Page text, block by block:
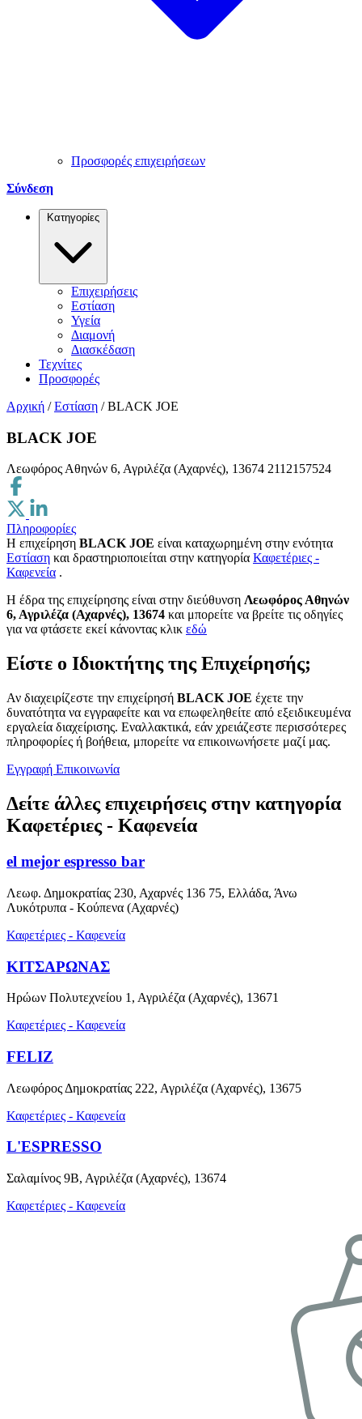
Προσφορές επιχειρήσεων
Σύνδεση
Κατηγορίες
Επιχειρήσεις
Εστίαση
Υγεία
Διαμονή
Διασκέδαση
Τεχνίτες
Προσφορές
Αρχική / Εστίαση / BLACK JOE
BLACK JOE
Λεωφόρος Αθηνών 6, Αγριλέζα (Αχαρνές), 13674 2112157524
Πληροφορίες
Η επιχείρηση BLACK JOE είναι καταχωρημένη στην ενότητα
Εστίαση και δραστηριοποιείται στην κατηγορία Καφετέριες -
Καφενεία .
H έδρα της επιχείρησης είναι στην διεύθυνση Λεωφόρος Αθηνών
6, Αγριλέζα (Αχαρνές), 13674 και μπορείτε να βρείτε τις οδηγίες
για να φτάσετε εκεί κάνοντας κλικ εδώ
Είστε ο Ιδιοκτήτης της Επιχείρησής;
Αν διαχειρίζεστε την επιχείρησή BLACK JOE έχετε την
δυνατότητα να εγγραφείτε και να επωφεληθείτε από εξειδικευμένα
εργαλεία διαχείρισης. Εναλλακτικά, εάν χρειάζεστε περισσότερες
πληροφορίες ή βοήθεια, μπορείτε να επικοινωνήσετε μαζί μας.
Εγγραφή Επικοινωνία
Δείτε άλλες επιχειρήσεις στην κατηγορία
Καφετέριες - Καφενεία
el mejor espresso bar
Λεωφ. Δημοκρατίας 230, Αχαρνές 136 75, Ελλάδα, Άνω
Λυκότρυπα - Κούπενα (Αχαρνές)
Καφετέριες - Καφενεία
ΚΙΤΣΑΡΩΝΑΣ
Ηρώων Πολυτεχνείου 1, Αγριλέζα (Αχαρνές), 13671
Καφετέριες - Καφενεία
FELIZ
Λεωφόρος Δημοκρατίας 222, Αγριλέζα (Αχαρνές), 13675
Καφετέριες - Καφενεία
L'ESPRESSO
Σαλαμίνος 9Β, Αγριλέζα (Αχαρνές), 13674
Καφετέριες - Καφενεία